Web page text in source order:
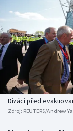
Americký fotbal
Baseball a
Basketbal
Biatlon
NEPŘEHLÉDNĚTE
Soutěže
Historické návraty
Aplikace ČT
Diváci před
Zdroj: REUTERS/Andrew